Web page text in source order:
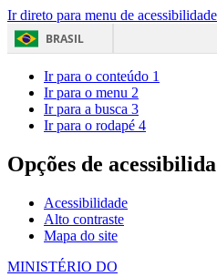
Ir direto para menu de
BRASIL
Ir para o conteúdo 1
Ir para o menu 2
Ir para a busca 3
Ir para o rodapé 4
Opções de
Acessibilidade
Alto contraste
Mapa do site
MINISTÉRIO DO